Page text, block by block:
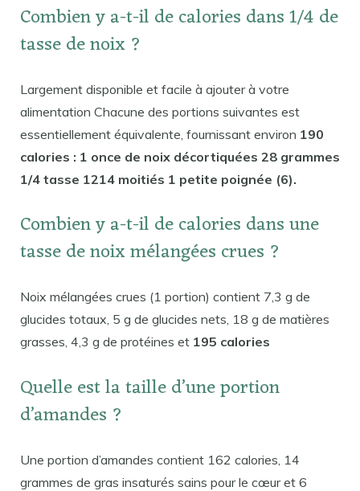
Combien y a-t-il de calories dans 1/4 de
tasse de noix ?
Largement disponible et facile à ajouter à votre
alimentation Chacune des portions suivantes est
essentiellement équivalente, fournissant environ 190
calories : 1 once de noix décortiquées 28 grammes
1/4 tasse 1214 moitiés 1 petite poignée (6).
Combien y a-t-il de calories dans une
tasse de noix mélangées crues ?
Noix mélangées crues (1 portion) contient 7,3 g de
glucides totaux, 5 g de glucides nets, 18 g de matières
grasses, 4,3 g de protéines et 195 calories
Quelle est la taille d’une portion
d’amandes ?
Une portion d’amandes contient 162 calories, 14
grammes de gras insaturés sains pour le cœur et 6